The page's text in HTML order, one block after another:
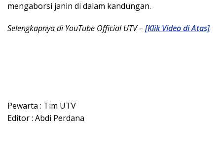
mengaborsi janin di dalam kandungan.
Selengkapnya di YouTube Official UTV – [Klik Video di Atas]
Pewarta : Tim UTV
Editor : Abdi Perdana